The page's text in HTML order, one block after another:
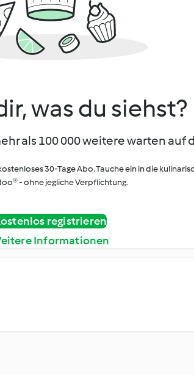
was du siehst?
als 100 000 weitere warten auf
30-Tage Abo. Tauche ein in die
- ohne jegliche Verpflichtung.
registrieren
Informationen